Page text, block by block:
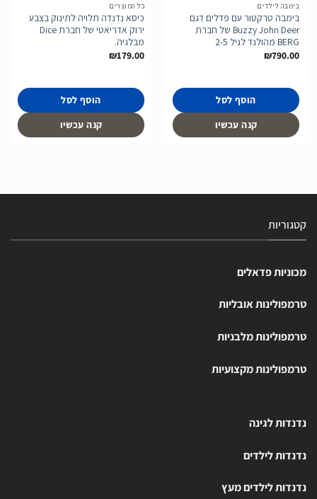
בימבה לילדים
בימבה טרקטור עם פדלים דגם
Buzzy John Deer של חברת
BERG מהולנד לגיל 2-5
₪790.00
הוסף לסל
קנה עכשיו
כל המוצרים
כיסא נדנדה תלויה לתינוק בצבע
ירוק אדריאטי של חברת Dice
מבלגיה.
₪179.00
הוסף לסל
קנה עכשיו
קטגוריות
מכוניות פדאלים
טרמפולינות אובליות
טרמפולינות מלבניות
טרמפולינות מקצועיות
נדנדות לגינה
נדנדות לילדים
נדנדות לילדים מעץ